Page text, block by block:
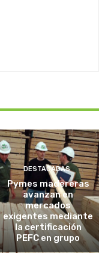
DESTACADAS
Pymes madereras
avanzan en
mercados
exigentes mediante
la certificación
PEFC en grupo